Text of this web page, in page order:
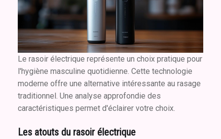
Le rasoir électrique représente un choix pratique pour
l'hygiène masculine quotidienne. Cette technologie
moderne offre une alternative intéressante au rasage
traditionnel. Une analyse approfondie des
caractéristiques permet d'éclairer votre choix.
Les atouts du rasoir électrique